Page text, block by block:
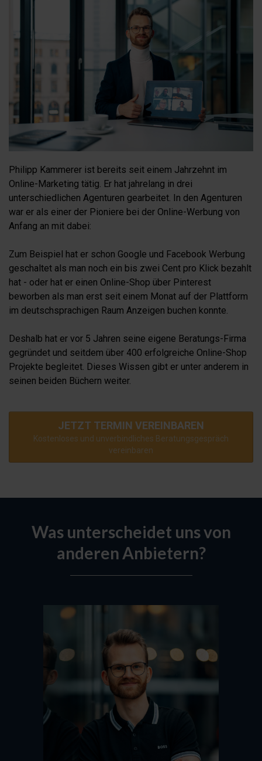
Philipp Kammerer ist bereits seit einem Jahrzehnt im
Online-Marketing tätig. Er hat jahrelang in drei
unterschiedlichen Agenturen gearbeitet. In den Agenturen
war er als einer der Pioniere bei der Online-Werbung von
Anfang an mit dabei:
Zum Beispiel hat er schon Google und Facebook Werbung
geschaltet als man noch ein bis zwei Cent pro Klick bezahlt
hat - oder hat er einen Online-Shop über Pinterest
beworben als man erst seit einem Monat auf der Plattform
im deutschsprachigen Raum Anzeigen buchen konnte.
Deshalb hat er vor 5 Jahren seine eigene Beratungs-Firma
gegründet und seitdem über 400 erfolgreiche Online-Shop
Projekte begleitet. Dieses Wissen gibt er unter anderem in
seinen beiden Büchern weiter.
JETZT TERMIN VEREINBAREN
Kostenloses und unverbindliches Beratungsgespräch
vereinbaren
Was unterscheidet uns von
anderen Anbietern?